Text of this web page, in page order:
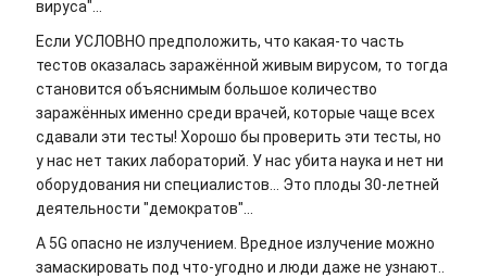
вируса"...
Если УСЛОВНО предположить, что какая-то часть
тестов оказалась заражённой живым вирусом, то тогда
становится объяснимым большое количество
заражённых именно среди врачей, которые чаще всех
сдавали эти тесты! Хорошо бы проверить эти тесты, но
у нас нет таких лабораторий. У нас убита наука и нет ни
оборудования ни специалистов... Это плоды 30-летней
деятельности "демократов"...
А 5G опасно не излучением. Вредное излучение можно
замаскировать под что-угодно и люди даже не узнают..